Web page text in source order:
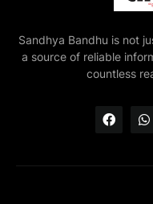
Sandhya Bandhu is not
a source of reliable
countless